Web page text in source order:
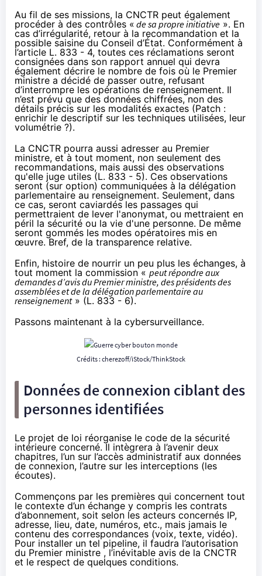
Au fil de ses missions, la CNCTR peut également
procéder à des contrôles « de sa propre initiative ». En
cas d’irrégularité, retour à la recommandation et la
possible saisine du Conseil d’État. Conformément à
l’article L. 833 - 4, toutes ces réclamations seront
consignées dans son rapport annuel qui devra
également décrire le nombre de fois où le Premier
ministre a décidé de passer outre, refusant
d’interrompre les opérations de renseignement. Il
n’est prévu que des données chiffrées, non des
détails précis sur les modalités exactes (Patch :
enrichir le descriptif sur les techniques utilisées, leur
volumétrie ?).
La CNCTR pourra aussi adresser au Premier
ministre, et à tout moment, non seulement des
recommandations, mais aussi des observations
qu'elle juge utiles (L. 833 - 5). Ces observations
seront (sur option) communiquées à la délégation
parlementaire au renseignement. Seulement, dans
ce cas, seront caviardés les passages qui
permettraient de lever l'anonymat, ou mettraient en
péril la sécurité ou la vie d'une personne. De même
seront gommés les modes opératoires mis en
œuvre. Bref, de la transparence relative.
Enfin, histoire de nourrir un peu plus les échanges, à
tout moment la commission « peut répondre aux
demandes d’avis du Premier ministre, des présidents des
assemblées et de la délégation parlementaire au
renseignement» (L. 833 - 6).
Passons maintenant à la cybersurveillance.
Crédits : cherezoff/iStock/ThinkStock
Données de connexion ciblant des
personnes identifiées
Le projet de loi réorganise le code de la sécurité
intérieure concerné. Il intègrera à l’avenir deux
chapitres, l’un sur l’accès administratif aux données
de connexion, l’autre sur les interceptions (les
écoutes).
Commençons par les premières qui concernent tout
le contexte d’un échange y compris les contrats
d’abonnement, soit selon les acteurs concernés IP,
adresse, lieu, date, numéros, etc., mais jamais le
contenu des correspondances (voix, texte, vidéo).
Pour installer un tel pipeline, il faudra l’autorisation
du Premier ministre , l’inévitable avis de la CNCTR
et le respect de quelques conditions.